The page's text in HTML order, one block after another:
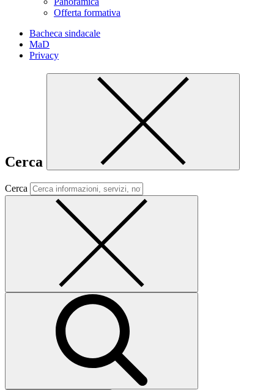
Offerta formativa
Bacheca sindacale
MaD
Privacy
Cerca
Cerca